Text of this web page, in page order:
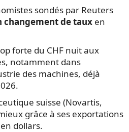
sondés par Reuters
changement de taux en
forte du CHF nuit aux
notamment dans
des machines, déjà
suisse (Novartis,
grâce à ses exportations
dollars.